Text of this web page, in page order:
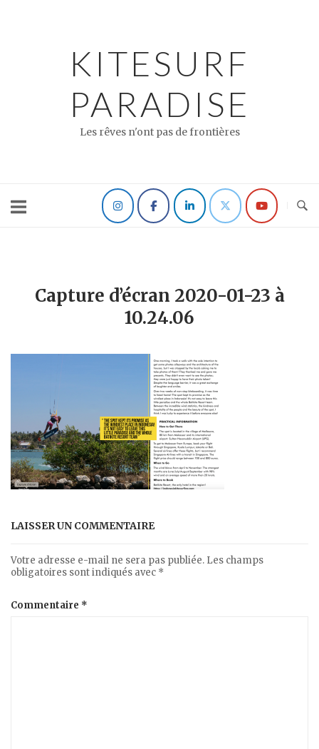
KITESURF
PARADISE
Les rêves n'ont pas de frontières
Capture d’écran 2020-01-23 à
10.24.06
LAISSER UN COMMENTAIRE
Votre adresse e-mail ne sera pas publiée. Les champs
obligatoires sont indiqués avec *
Commentaire *